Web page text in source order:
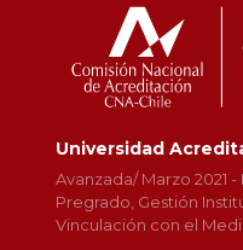
Universidad
Avanzada/ Marzo 2021
Pregrado, Gestión
Vinculación con el